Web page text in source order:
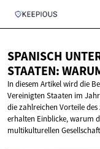
SPANISCH
STAATEN:
In diesem Artikel wird die
Vereinigten Staaten im
die zahlreichen Vorteile
erhalten Einblicke, warum
multikulturellen